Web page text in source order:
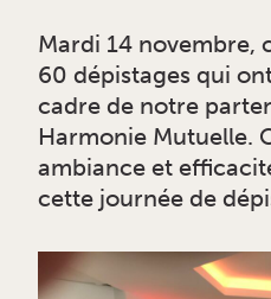
Mardi 14 novembre,
60 dépistages qui
cadre de notre
Harmonie Mutuelle.
ambiance et
cette journée de